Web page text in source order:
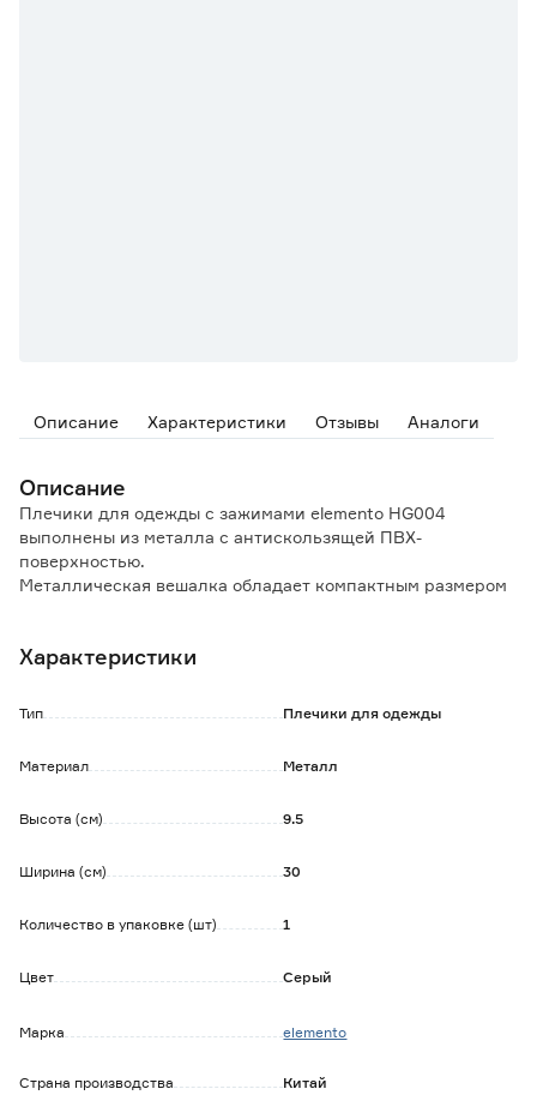
Описание Характеристики Отзывы Аналоги
Описание
Плечики для одежды с зажимами elemento HG004
выполнены из металла с антискользящей ПВХ-
поверхностью.
Металлическая вешалка обладает компактным размером
наконечниками, которые надежно удерживают и не
Характеристики
Тип Плечики для одежды
Материал Металл
Высота (см) 9.5
Ширина (см) 30
Количество в упаковке (шт) 1
Цвет Серый
Марка elemento
Страна производства Китай